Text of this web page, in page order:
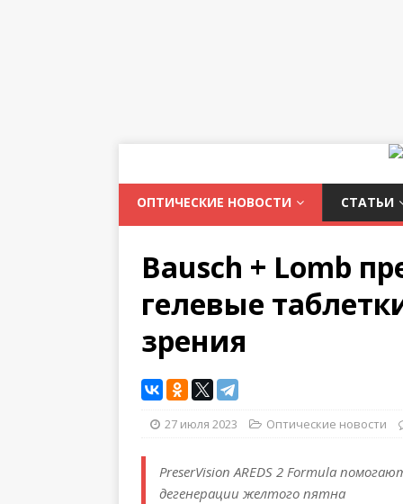
ОПТИЧЕСКИЕ НОВОСТИ СТАТЬИ
Bausch + Lomb
гелевые
зрения
27 июля 2023 Оптические новости
PreserVision AREDS 2 Formula
дегенерации желтого пятна